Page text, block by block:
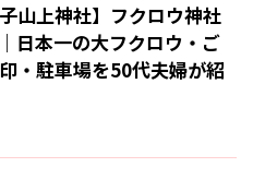
子山上神社】フクロウ神社
日本一の大フクロウ・ご
・駐車場を50代夫婦が紹